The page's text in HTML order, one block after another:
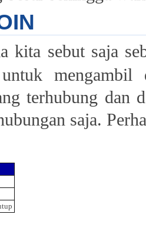
kita sebut saja
mengambil
terhubung dan
saja.